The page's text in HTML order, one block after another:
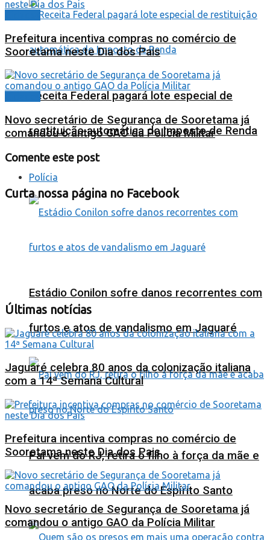
Receita Federal pagará lote especial de
restituição automática do Imposto de Renda
Polícia
Estádio Conilon sofre danos recorrentes com
furtos e atos de vandalismo em Jaguaré
Pai vem do RJ, retira o filho à força da mãe e
acaba preso no Norte do Espírito Santo
Prefeitura incentiva compras no comércio de
Sooretama neste Dia dos Pais
Novo secretário de Segurança de Sooretama já
comandou o antigo GAO da Polícia Militar
Comente este post
Curta nossa página no Facebook
Últimas notícias
Jaguaré celebra 80 anos da colonização italiana
com a 14ª Semana Cultural
Prefeitura incentiva compras no comércio de
Sooretama neste Dia dos Pais
Novo secretário de Segurança de Sooretama já
comandou o antigo GAO da Polícia Militar